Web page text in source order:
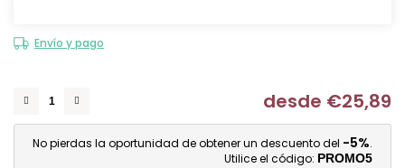
Envío y pago
desde €25,89
No pierdas la oportunidad de obtener un descuento del -5%.
Utilice el código: PROMO5